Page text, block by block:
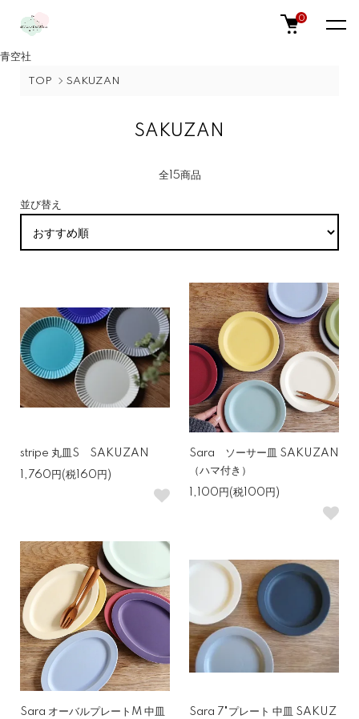
青空社
0
TOP SAKUZAN
SAKUZAN
全15商品
並び替え
stripe 丸皿S SAKUZAN
1,760円(税160円)
Sara ソーサー皿 SAKUZAN
（ハマ付き）
1,100円(税100円)
Sara オーバルプレートM 中皿
Sara 7"プレート 中皿 SAKUZ